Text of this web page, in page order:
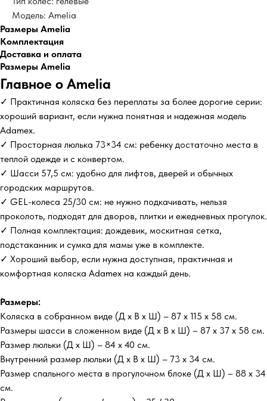
Модель: Amelia
Размеры Amelia
Комплектация
Доставка и оплата
Размеры Amelia
Главное о Amelia
✓ Практичная коляска без переплаты за более дорогие серии:
хороший вариант, если нужна понятная и надежная модель
Adamex.
✓ Просторная люлька 73×34 см: ребенку достаточно места в
теплой одежде и с конвертом.
✓ Шасси 57,5 см: удобно для лифтов, дверей и обычных
городских маршрутов.
✓ GEL-колеса 25/30 см: не нужно подкачивать, нельзя
проколоть, подходят для дворов, плитки и ежедневных прогулок.
✓ Полная комплектация: дождевик, москитная сетка,
подстаканник и сумка для мамы уже в комплекте.
✓ Хороший выбор, если нужна доступная, практичная и
комфортная коляска Adamex на каждый день.
Размеры:
Коляска в собранном виде (Д х В х Ш) – 87 х 115 х 58 см.
Размеры шасси в сложенном виде (Д х В х Ш) – 87 х 37 х 58 см.
Размер люльки (Д х Ш) – 84 х 40 см.
Внутренний размер люльки (Д х В х Ш) – 73 х 34 см.
Размер спального места в прогулочном блоке (Д х Ш) – 88 х 34
см.